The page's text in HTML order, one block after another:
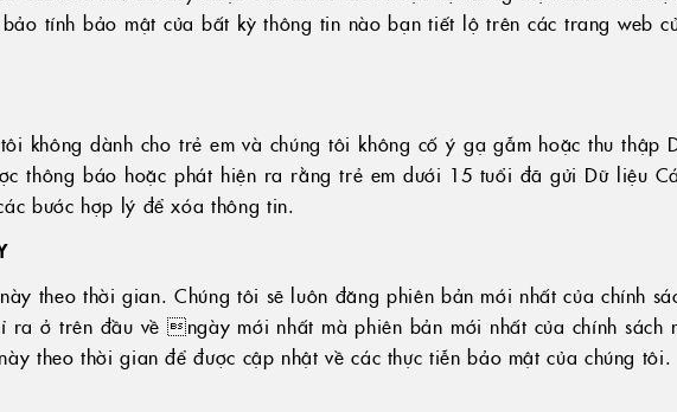
tính bảo mật của bất kỳ thông tin nào bạn tiết lộ trên các trang web
không dành cho trẻ em và chúng tôi không cố ý gạ gẫm hoặc thu thập
thông báo hoặc phát hiện ra rằng trẻ em dưới 15 tuổi đã gửi Dữ liệu
bước hợp lý để xóa thông tin.
theo thời gian. Chúng tôi sẽ luôn đăng phiên bản mới nhất của chính
ra ở trên đầu về ngày mới nhất mà phiên bản mới nhất của chính sách
theo thời gian để được cập nhật về các thực tiễn bảo mật của chúng tôi.